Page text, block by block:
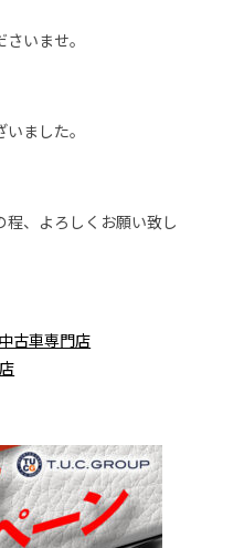
いませ。
ました。
、よろしくお願い致し
古車専門店